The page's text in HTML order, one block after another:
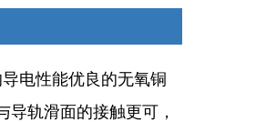
电性能优良的无氧铜
轨滑面的接触更可，